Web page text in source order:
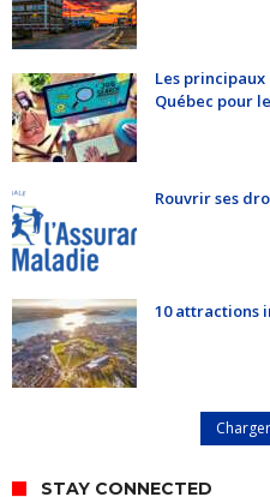
Les
Québec pour
Rouvrir ses
10 attractions
STAY CONNECTED